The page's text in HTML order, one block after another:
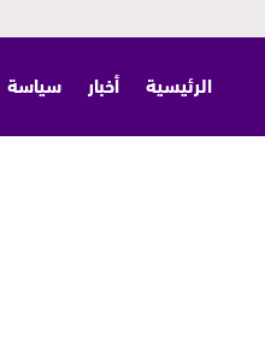
الرئيسية أخبار سياسة